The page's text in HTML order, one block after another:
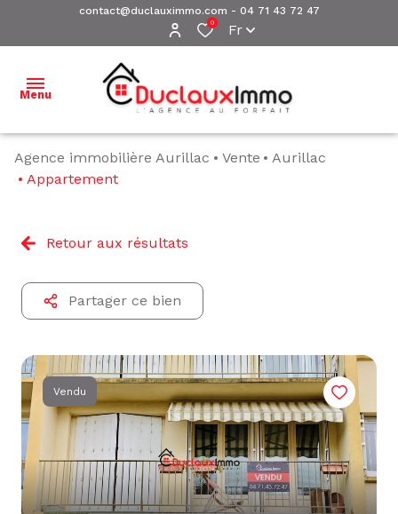
contact@duclauximmo.com - 04 71 43 72 47
0 Fr
Menu
ACCUEIL
BIENS À
VENDRE
NOS
BIENS
ESTIMATION
L'ÉQUIPE
ALERTE
E-MAIL
Agence immobilière Aurillac Vente
Aurillac
Appartement
Retour aux résultats
Partager ce bien
Vendu